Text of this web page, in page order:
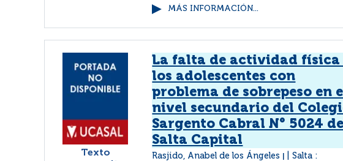
MÁS INFORMACIÓN...
Texto
La falta de actividad física
los adolescentes con
problema de sobrepeso en
nivel secundario del
Sargento Cabral N° 5024 de
Salta Capital
Rasjido, Anabel de los Ángeles
Salta :